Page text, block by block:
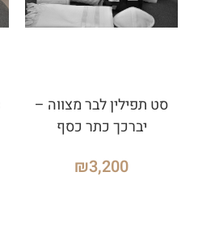
סט תפילין לבר מצווה –
יברכך כתר כסף
₪3,200